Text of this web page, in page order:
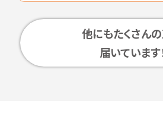
しくトレーニングを続けら
他にもたくさん
届いています